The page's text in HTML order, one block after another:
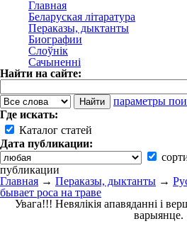
Главная
Беларуская літаратура
Пераказы, дыктанты
Биографии
Слоўнік
Сачыненні
Найти на сайте:
параметры
Где искать:
Каталог статей
Дата публикации:
публикации
Главная → Пераказы, дыктанты →
бывает роса на траве
Увага!!! Невялікія апавяданні і
варыянце.